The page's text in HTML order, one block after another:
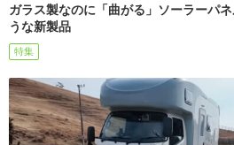
ガラス製なのに「曲がる」ソーラーパ
うな新製品
特集